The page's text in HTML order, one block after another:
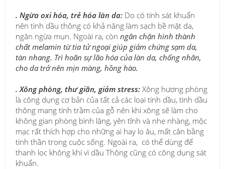
. Ngừa oxi hóa, trẻ hóa làn da: Do có tính sát khuẩn
nên tinh dầu thông có khả năng làm sạch bề mặt da,
ngăn ngừa mụn. Ngoài ra, còn ngăn chặn hình thành
chất melamin từ tia tử ngoại giúp giảm chứng sạm da,
tàn nhang. Trì hoãn sự lão hóa của làn da, chống nhăn,
cho da trở nên mịn màng, hồng hào.
. Xông phòng, thư giãn, giảm stress: Xông hương phòng
là công dụng cơ bản của tất cả các loại tinh dầu, tinh dầu
thông mang tính trầm của gỗ nên khi xông sẽ làm cho
không gian phòng bình lặng, yên tĩnh và nhẹ nhàng, mộc
mạc rất thích hợp cho những ai hay lo âu, mất cân bằng
tinh thần trong cuộc sống. Ngoài ra, có thể dùng để
thanh lọc không khí vì dầu Thông cũng có công dụng sát
khuẩn.